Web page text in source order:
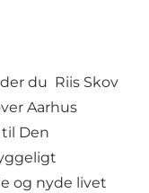
du Riis Skov
Aarhus
Den
og nyde livet